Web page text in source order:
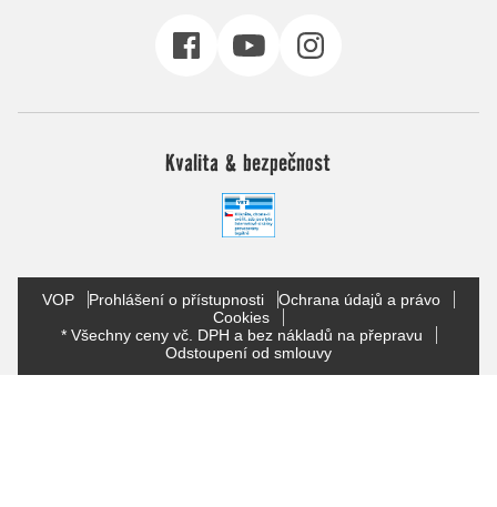
Kvalita & bezpečnost
VOP Prohlášení o přístupnosti
Ochrana údajů a právo
Cookies
* Všechny ceny vč. DPH a bez nákladů na přepravu
Odstoupení od smlouvy